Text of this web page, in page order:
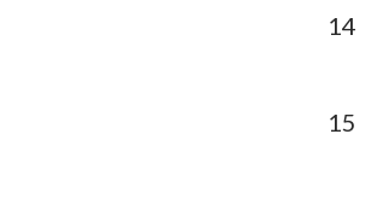
14
15